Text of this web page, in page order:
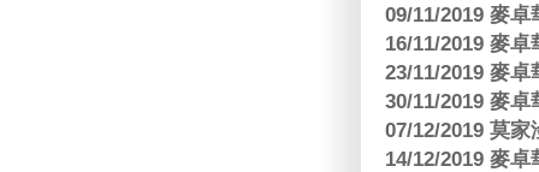
09/11/2019 麥
16/11/2019 麥
23/11/2019 麥
30/11/2019 麥
07/12/2019 莫
14/12/2019 麥